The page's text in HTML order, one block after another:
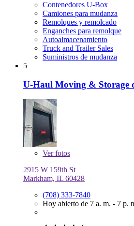
Contenedores U-Box
Camiones para mudanza
Remolques y remolcado
Enganches para remolque
Autoalmacenamiento
Truck and Trailer Sales
Suministros de mudanza
5
U-Haul Moving & Storage
Verfotos
2915 W 159th St
Markham, IL 60428
(708) 333-7840
Hoy abierto de 7 a. m. - 7 p.